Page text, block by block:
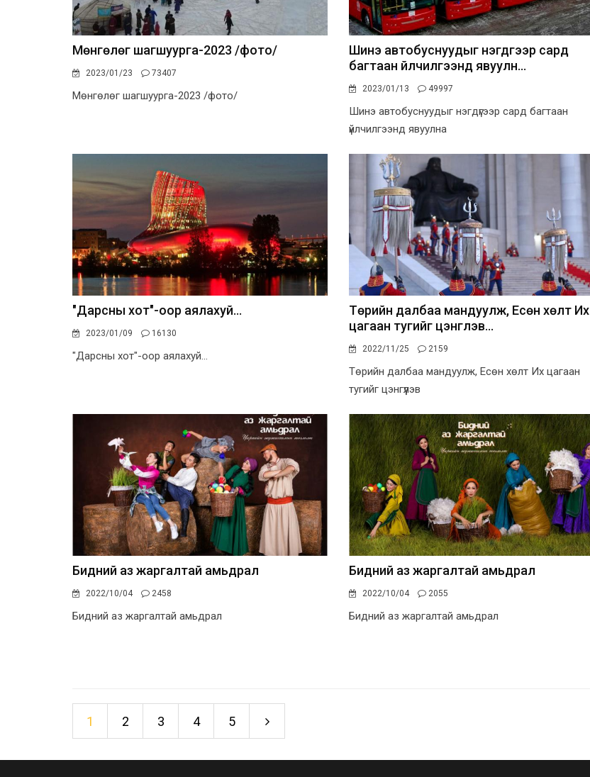
Мөнгөлөг шагшуурга-2023 /фото/
2023/01/23 73407
Мөнгөлөг шагшуурга-2023 /фото/
Шинэ автобуснуудыг нэгдүгээр сард
багтаан үйлчилгээнд явуулн...
2023/01/13 49997
Шинэ автобуснуудыг нэгдүгээр сард багтаан
үйлчилгээнд явуулна
"Дарсны хот"-оор аялахуй...
2023/01/09 16130
"Дарсны хот"-оор аялахуй...
Төрийн далбаа мандуулж, Есөн хөлт Их
цагаан тугийг цэнгүүлэв...
2022/11/25 2159
Төрийн далбаа мандуулж, Есөн хөлт Их цагаан
тугийг цэнгүүлэв
Бидний аз жаргалтай амьдрал
2022/10/04 2458
Бидний аз жаргалтай амьдрал
Бидний аз жаргалтай амьдрал
2022/10/04 2055
Бидний аз жаргалтай амьдрал
1 2 3 4 5